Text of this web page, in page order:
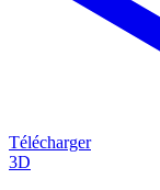
Télécharger
3D